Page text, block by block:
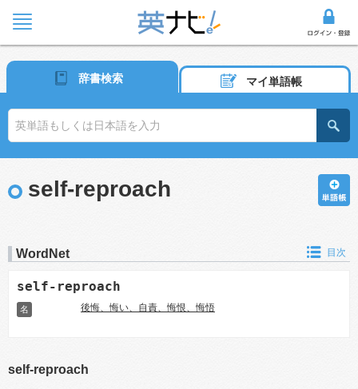
辞書検索 マイ単語帳
self-reproach
WordNet 目次
self-reproach
名 後悔、悔い、自責、悔恨、悔悟
self-reproach